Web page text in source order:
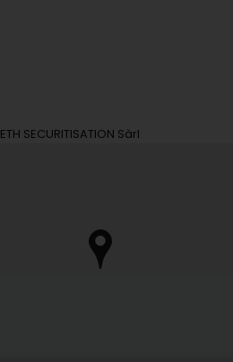
ETH SECURITISATION Sàrl